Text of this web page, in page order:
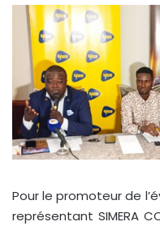
Pour le promoteur de
représentant SIMERA